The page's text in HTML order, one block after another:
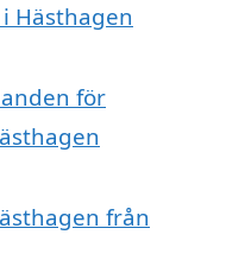
Hästhagen
för
från